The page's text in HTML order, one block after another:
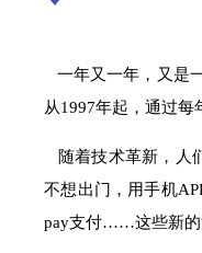
一年又一年，又是
从1997年起，通过每
随着技术革新，人
不想出门，用手机
pay支付……这些新的